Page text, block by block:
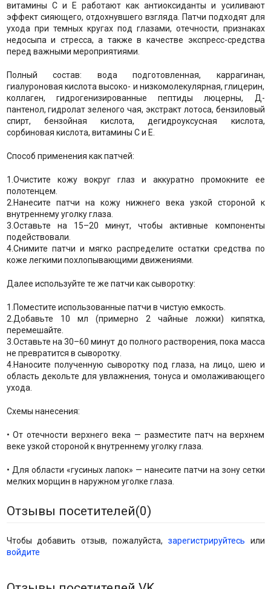
витамины С и Е работают как антиоксиданты и усиливают
эффект сияющего, отдохнувшего взгляда. Патчи подходят для
ухода при темных кругах под глазами, отечности, признаках
недосыпа и стресса, а также в качестве экспресс-средства
перед важными мероприятиями.
Полный состав: вода подготовленная, каррагинан,
гиалуроновая кислота высоко- и низкомолекулярная, глицерин,
коллаген, гидрогенизированные пептиды люцерны, Д-
пантенол, гидролат зеленого чая, экстракт лотоса, бензиловый
спирт, бензойная кислота, дегидроуксусная кислота,
сорбиновая кислота, витамины С и Е.
Способ применения как патчей:
1.Очистите кожу вокруг глаз и аккуратно промокните ее
полотенцем.
2.Нанесите патчи на кожу нижнего века узкой стороной к
внутреннему уголку глаза.
3.Оставьте на 15–20 минут, чтобы активные компоненты
подействовали.
4.Снимите патчи и мягко распределите остатки средства по
коже легкими похлопывающими движениями.
Далее используйте те же патчи как сыворотку:
1.Поместите использованные патчи в чистую емкость.
2.Добавьте 10 мл (примерно 2 чайные ложки) кипятка,
перемешайте.
3.Оставьте на 30–60 минут до полного растворения, пока масса
не превратится в сыворотку.
4.Наносите полученную сыворотку под глаза, на лицо, шею и
область декольте для увлажнения, тонуса и омолаживающего
ухода.
Схемы нанесения:
• От отечности верхнего века — разместите патч на верхнем
веке узкой стороной к внутреннему уголку глаза.
• Для области «гусиных лапок» — нанесите патчи на зону сетки
мелких морщин в наружном уголке глаза.
Отзывы посетителей(0)
Чтобы добавить отзыв, пожалуйста, зарегистрируйтесь или
войдите